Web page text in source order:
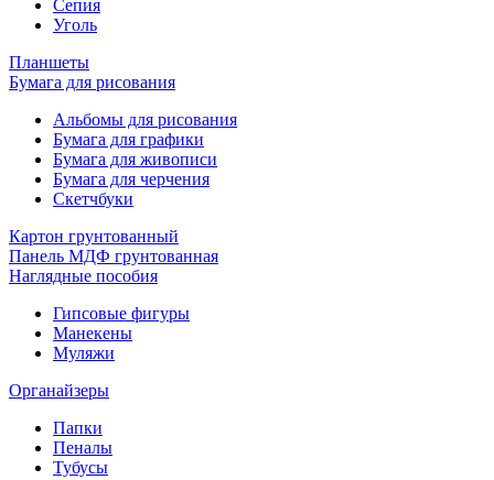
Сепия
Уголь
Планшеты
Бумага для рисования
Альбомы для рисования
Бумага для графики
Бумага для живописи
Бумага для черчения
Скетчбуки
Картон грунтованный
Панель МДФ грунтованная
Наглядные пособия
Гипсовые фигуры
Манекены
Муляжи
Органайзеры
Папки
Пеналы
Тубусы